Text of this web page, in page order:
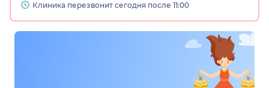
Клиника перезвонит сегодня после 11:00